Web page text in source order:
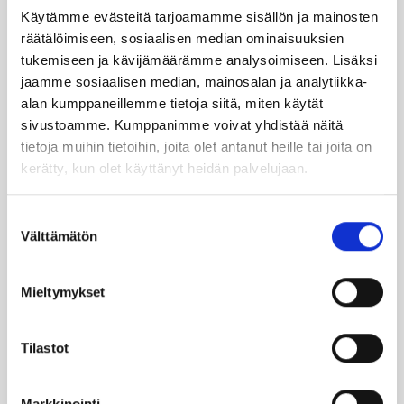
Käytämme evästeitä tarjoamamme sisällön ja mainosten
räätälöimiseen, sosiaalisen median ominaisuuksien
tukemiseen ja kävijämäärämme analysoimiseen. Lisäksi
jaamme sosiaalisen median, mainosalan ja analytiikka-
alan kumppaneillemme tietoja siitä, miten käytät
sivustoamme. Kumppanimme voivat yhdistää näitä
tietoja muihin tietoihin, joita olet antanut heille tai joita on
kerätty, kun olet käyttänyt heidän palvelujaan.
valinta
Välttämätön
Mieltymykset
Tilastot
TILAA UUTIS­KIR­JE
SUO­SIT­TE­LE KAVE­RIL­LE
Face­bookIns­ta­gram
Läm­möl­lä on ener­gia­te­hok­kuus­so­pi­mus
möl­lä-leh­ti uuti­soi ja taus­toit­taa ajan­koh­
Ker­rom­me öljy­läm­mit­tä­jien koke­muk­sis­ta